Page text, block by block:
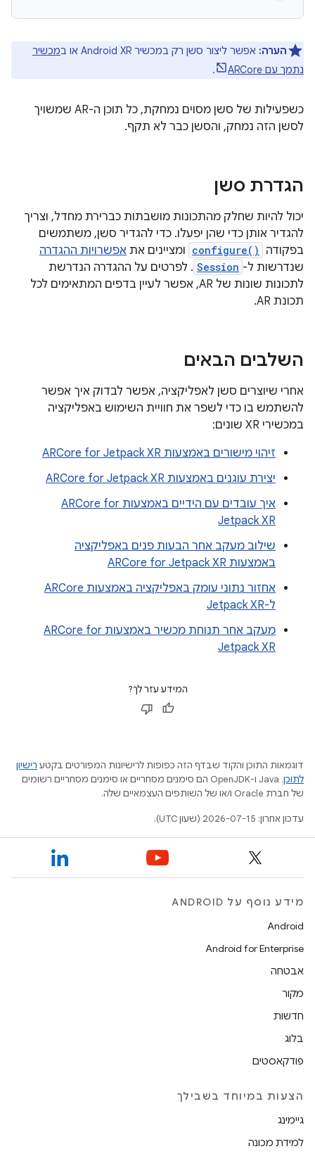
הערה: אפשר ליצור סשן רק במכשיר Android XR או ב
מכשיר
נתמך עם ARCore
.
כשפעילות של סשן מסוים נמחקת, כל תוכן ה-AR שמשויך
לסשן הזה נמחק, והסשן כבר לא תקף.
הגדרת סשן
יכול להיות שחלק מהתכונות מושבתות כברירת מחדל, וצריך
להגדיר אותן כדי שהן יפעלו. כדי להגדיר סשן, משתמשים
בפקודה
configure() ומציינים את אפשרויות ההגדרה
שנדרשות ל- Session . לפרטים על ההגדרה הנדרשת
לתכונות שונות של AR, אפשר לעיין בדפים המתאימים לכל
תכונת AR.
השלבים הבאים
אחרי שיוצרים סשן לאפליקציה, אפשר לבדוק איך אפשר
להשתמש בו כדי לשפר את חוויית השימוש באפליקציה
במכשירי XR שונים:
זיהוי מישורים באמצעות ARCore for Jetpack XR
יצירת עוגנים באמצעות ARCore for Jetpack XR
איך עובדים עם הידיים באמצעות ARCore for
Jetpack XR
שילוב מעקב אחר הבעות פנים באפליקציה
באמצעות ARCore for Jetpack XR
אחזור נתוני עומק באפליקציה באמצעות ARCore
ל-Jetpack XR
מעקב אחר תנוחת מכשיר באמצעות ARCore for
Jetpack XR
המידע עזר לך?
דוגמאות התוכן והקוד שבדף הזה כפופות לרישיונות המפורטים בקטע רישיון
לתוכן
.‏ Java ו-OpenJDK הם סימנים מסחריים או סימנים מסחריים רשומים
של חברת Oracle ו/או של השותפים העצמאיים שלה.
עדכון אחרון: 2026-07-15 (שעון UTC).
מידע נוסף על ANDROID
Android
Android for Enterprise
אבטחה
מקור
חדשות
בלוג
פודקאסטים
הצעות במיוחד בשבילך
גיימינג
למידת מכונה